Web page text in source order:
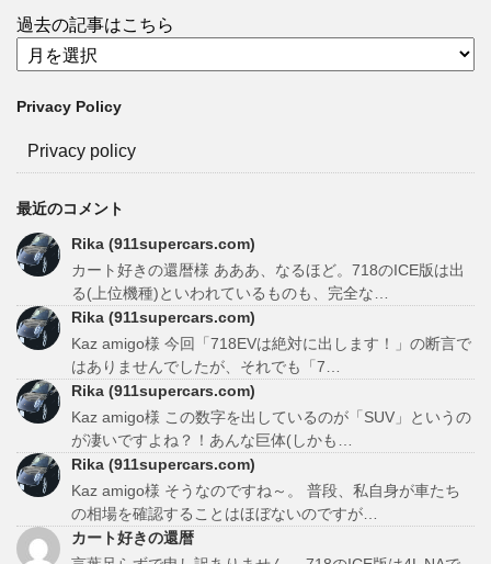
過去の記事はこちら
Privacy Policy
Privacy policy
最近のコメント
Rika (911supercars.com)
カート好きの還暦様 あああ、なるほど。718のICE版は出
る(上位機種)といわれているものも、完全な…
Rika (911supercars.com)
Kaz amigo様 今回「718EVは絶対に出します！」の断言で
はありませんでしたが、それでも「7…
Rika (911supercars.com)
Kaz amigo様 この数字を出しているのが「SUV」というの
が凄いですよね？！あんな巨体(しかも…
Rika (911supercars.com)
Kaz amigo様 そうなのですね～。 普段、私自身が車たち
の相場を確認することはほぼないのですが…
カート好きの還暦